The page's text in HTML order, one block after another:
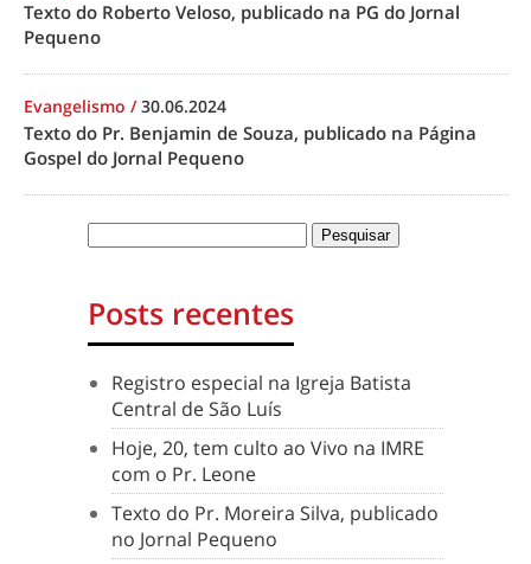
Texto do Roberto Veloso, publicado na PG do Jornal
Pequeno
Evangelismo /30.06.2024
Texto do Pr. Benjamin de Souza, publicado na Página
Gospel do Jornal Pequeno
Posts recentes
Registro especial na Igreja Batista
Central de São Luís
Hoje, 20, tem culto ao Vivo na IMRE
com o Pr. Leone
Texto do Pr. Moreira Silva, publicado
no Jornal Pequeno